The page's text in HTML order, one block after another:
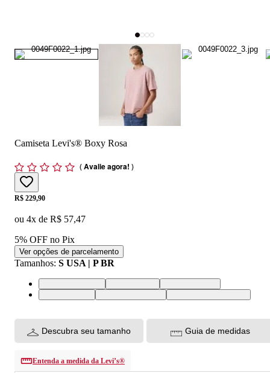
Camiseta Levi's® Boxy Rosa
(Avalie agora! )
Price:
R$ 229,90
ou 4x de R$ 57,47
5% OFF no Pix
Ver opções de parcelamento
Tamanhos: S USA | P BR
Descubra seu tamanho Guia de medidas
Entenda a medida da Levi’s®